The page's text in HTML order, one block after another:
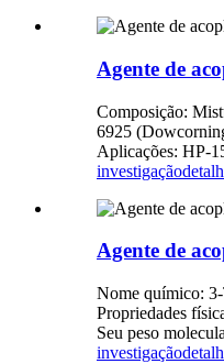
Agente de
Composição:
6925
Aplicações: HP-
investigação
Agente de
Nome químico:
Propriedades
Seu peso
investigação